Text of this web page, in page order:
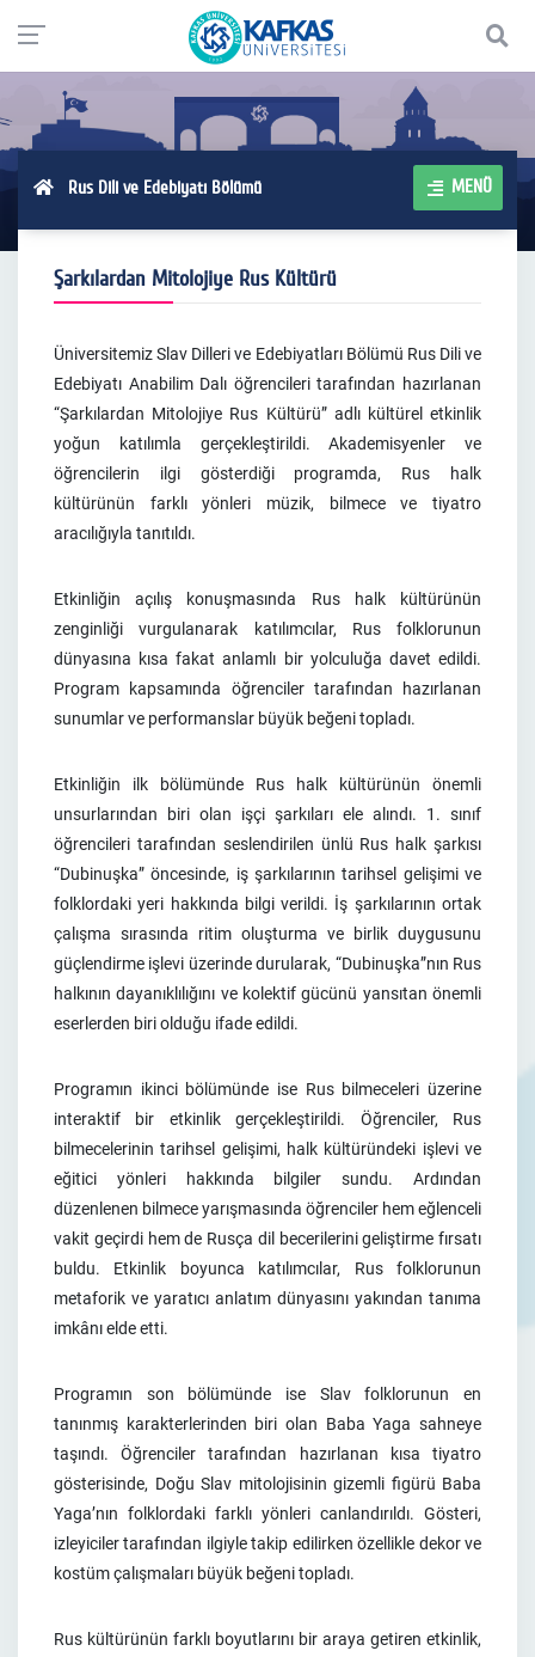
Rus Dili ve Edebiyatı Bölümü MENÜ
Şarkılardan Mitolojiye Rus Kültürü
Üniversitemiz Slav Dilleri ve Edebiyatları Bölümü Rus Dili ve
Edebiyatı Anabilim Dalı öğrencileri tarafından hazırlanan
“Şarkılardan Mitolojiye Rus Kültürü” adlı kültürel etkinlik
yoğun katılımla gerçekleştirildi. Akademisyenler ve
öğrencilerin ilgi gösterdiği programda, Rus halk
kültürünün farklı yönleri müzik, bilmece ve tiyatro
aracılığıyla tanıtıldı.
Etkinliğin açılış konuşmasında Rus halk kültürünün
zenginliği vurgulanarak katılımcılar, Rus folklorunun
dünyasına kısa fakat anlamlı bir yolculuğa davet edildi.
Program kapsamında öğrenciler tarafından hazırlanan
sunumlar ve performanslar büyük beğeni topladı.
Etkinliğin ilk bölümünde Rus halk kültürünün önemli
unsurlarından biri olan işçi şarkıları ele alındı. 1. sınıf
öğrencileri tarafından seslendirilen ünlü Rus halk şarkısı
“Dubinuşka” öncesinde, iş şarkılarının tarihsel gelişimi ve
folklordaki yeri hakkında bilgi verildi. İş şarkılarının ortak
çalışma sırasında ritim oluşturma ve birlik duygusunu
güçlendirme işlevi üzerinde durularak, “Dubinuşka”nın Rus
halkının dayanıklılığını ve kolektif gücünü yansıtan önemli
eserlerden biri olduğu ifade edildi.
Programın ikinci bölümünde ise Rus bilmeceleri üzerine
interaktif bir etkinlik gerçekleştirildi. Öğrenciler, Rus
bilmecelerinin tarihsel gelişimi, halk kültüründeki işlevi ve
eğitici yönleri hakkında bilgiler sundu. Ardından
düzenlenen bilmece yarışmasında öğrenciler hem eğlenceli
vakit geçirdi hem de Rusça dil becerilerini geliştirme fırsatı
buldu. Etkinlik boyunca katılımcılar, Rus folklorunun
metaforik ve yaratıcı anlatım dünyasını yakından tanıma
imkânı elde etti.
Programın son bölümünde ise Slav folklorunun en
tanınmış karakterlerinden biri olan Baba Yaga sahneye
taşındı. Öğrenciler tarafından hazırlanan kısa tiyatro
gösterisinde, Doğu Slav mitolojisinin gizemli figürü Baba
Yaga’nın folklordaki farklı yönleri canlandırıldı. Gösteri,
izleyiciler tarafından ilgiyle takip edilirken özellikle dekor ve
kostüm çalışmaları büyük beğeni topladı.
Rus kültürünün farklı boyutlarını bir araya getiren etkinlik,